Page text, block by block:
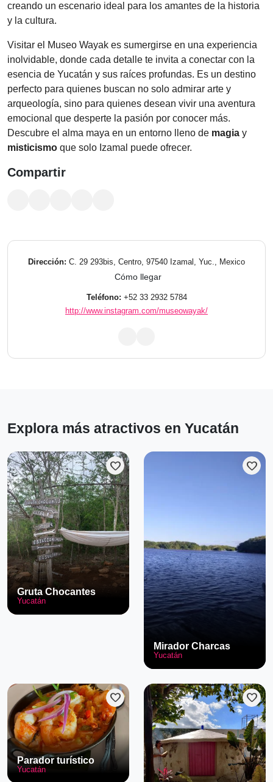
creando un escenario ideal para los amantes de la historia
y la cultura.
Visitar el Museo Wayak es sumergirse en una experiencia
inolvidable, donde cada detalle te invita a conectar con la
esencia de Yucatán y sus raíces profundas. Es un destino
perfecto para quienes buscan no solo admirar arte y
arqueología, sino para quienes desean vivir una aventura
emocional que desperte la pasión por conocer más.
Descubre el alma maya en un entorno lleno de magia y
misticismo que solo Izamal puede ofrecer.
Compartir
Dirección: C. 29 293bis, Centro, 97540 Izamal, Yuc., Mexico
Cómo llegar
Teléfono: +52 33 2932 5784
http://www.instagram.com/museowayak/
Explora más atractivos en Yucatán
favorite
Gruta Chocantes
Yucatán
favorite
Mirador Charcas
Yucatán
favorite
Parador turístico
Yucatán
favorite